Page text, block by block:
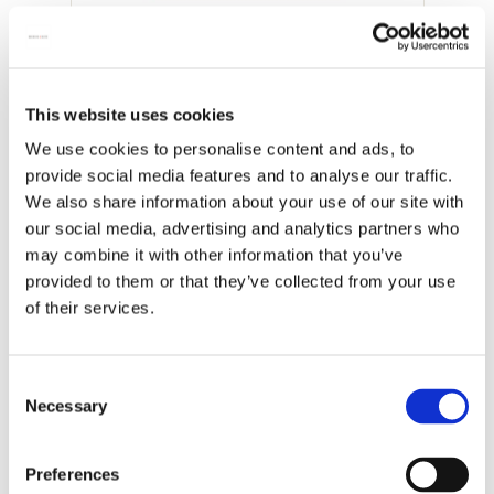
This website uses cookies
We use cookies to personalise content and ads, to
provide social media features and to analyse our traffic.
We also share information about your use of our site with
our social media, advertising and analytics partners who
may combine it with other information that you’ve
provided to them or that they’ve collected from your use
of their services.
Selection
Necessary
Preferences
Kühlschrankmagnet: Anker lichten, H.W.
Alle anzeigen von Hendrik Willem Mesdag
Mehr von Panorama Mesdag